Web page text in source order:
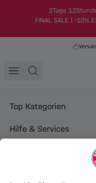
2Tage 12
FINAL SALE | -10%
Top Kategorien
Hilfe & Services